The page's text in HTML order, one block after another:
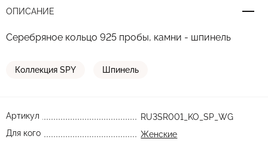
ОПИСАНИЕ
Серебряное кольцо 925 пробы, камни - шпинель
Коллекция SPY Шпинель
Артикул
RU3SR001_KO_SP_WG
Для кого
Женские